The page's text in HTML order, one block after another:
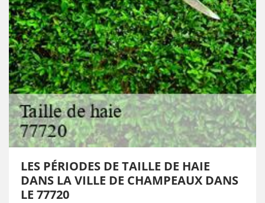
LES PÉRIODES DE TAILLE DE HAIE
DANS LA VILLE DE CHAMPEAUX DANS
LE 77720